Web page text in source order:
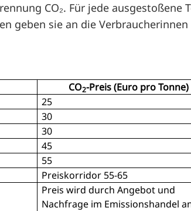
CO₂. Für jede
geben sie an die
CO2-Preis (Euro pro Tonne)
25
30
30
45
55
Preiskorridor 55-65
Preis wird durch Angebot und
Nachfrage im Emissionshandel